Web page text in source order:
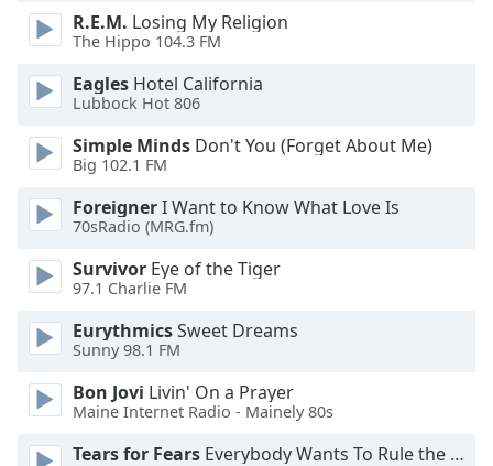
dialog
window.
cancel
and
close
window.
Text
Color
Opacity
Text
Color
R.E.M. Losing My Religion
The Hippo 104.3 FM
Eagles Hotel California
Lubbock Hot 806
Simple Minds Don't You (Forget About Me)
Big 102.1 FM
ForeignerI Want to Know What Love Is
70sRadio (MRG.fm)
Survivor Eye of the Tiger
97.1 Charlie FM
EurythmicsSweet Dreams
Sunny 98.1 FM
Bon Jovi Livin' On a Prayer
Maine Internet Radio - Mainely 80s
Tears for Fears Everybody Wants To Rule the World